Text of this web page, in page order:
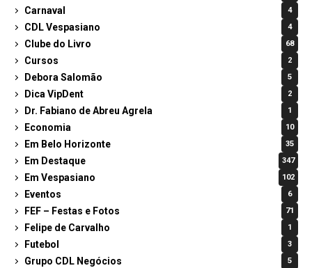
Carnaval 4
CDL Vespasiano 4
Clube do Livro 68
Cursos 2
Debora Salomão 5
Dica VipDent 2
Dr. Fabiano de Abreu Agrela 1
Economia 10
Em Belo Horizonte 35
Em Destaque 347
Em Vespasiano 102
Eventos 6
FEF – Festas e Fotos 71
Felipe de Carvalho 1
Futebol 3
Grupo CDL Negócios 5